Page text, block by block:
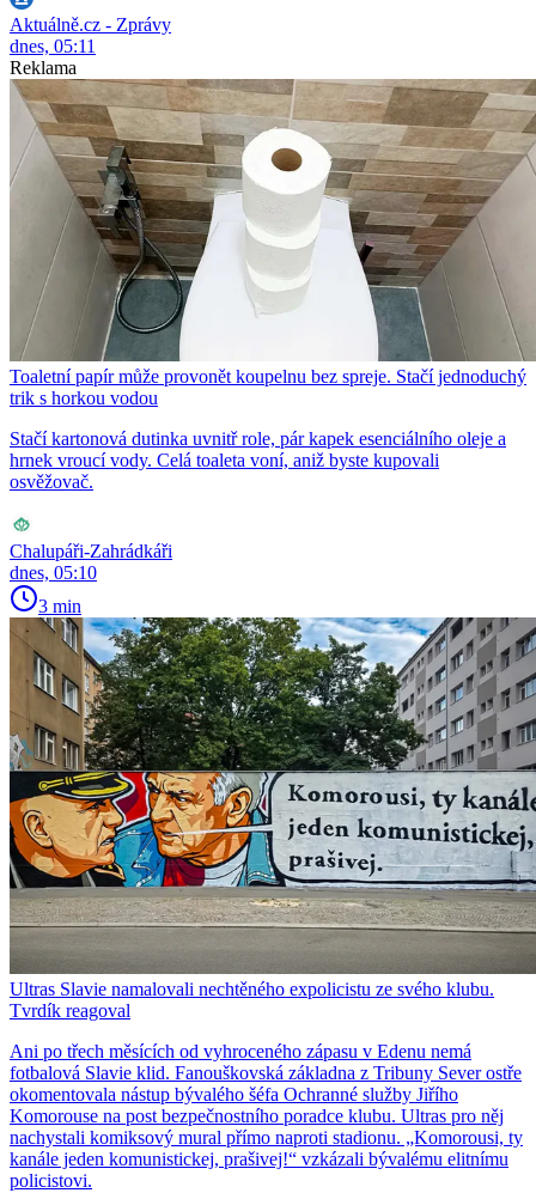
Aktuálně.cz - Zprávy
dnes, 05:11
Reklama
Toaletní papír může provonět koupelnu bez spreje. Stačí jednoduchý
trik s horkou vodou
Stačí kartonová dutinka uvnitř role, pár kapek esenciálního oleje a
hrnek vroucí vody. Celá toaleta voní, aniž byste kupovali
osvěžovač.
Chalupáři-Zahrádkáři
dnes, 05:10
3 min
Ultras Slavie namalovali nechtěného expolicistu ze svého klubu.
Tvrdík reagoval
Ani po třech měsících od vyhroceného zápasu v Edenu nemá
fotbalová Slavie klid. Fanouškovská základna z Tribuny Sever ostře
okomentovala nástup bývalého šéfa Ochranné služby Jiřího
Komorouse na post bezpečnostního poradce klubu. Ultras pro něj
nachystali komiksový mural přímo naproti stadionu. „Komorousi, ty
kanále jeden komunistickej, prašivej!“ vzkázali bývalému elitnímu
policistovi.